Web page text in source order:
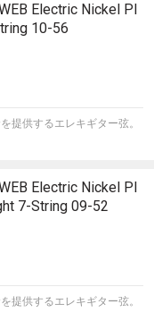
Electric Nickel Pl
10-56
提供するエレキギター弦。
Electric Nickel Pl
7-String 09-52
提供するエレキギター弦。